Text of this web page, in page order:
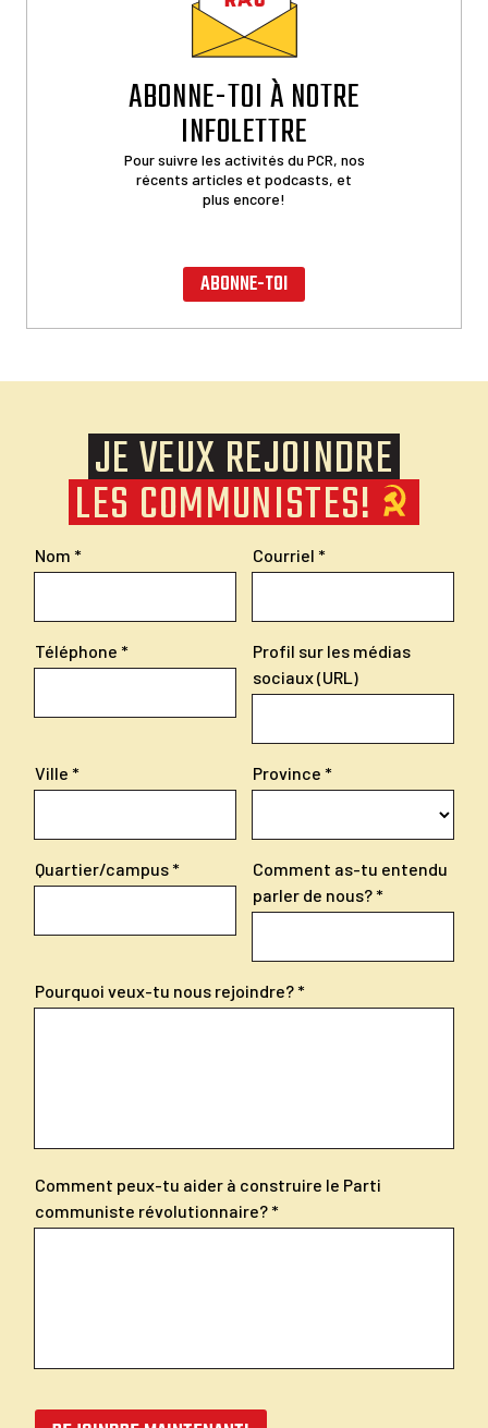
ABONNE-TOI À NOTRE
INFOLETTRE
Pour suivre les activités du PCR, nos
récents articles et podcasts, et
plus encore!
ABONNE-TOI
JE VEUX REJOINDRE
LES COMMUNISTES!
Nom Courriel
Téléphone
Profil sur les médias
sociaux (URL)
Ville Province
Quartier/campus
Comment as-tu entendu
parler de nous?
Pourquoi veux-tu nous rejoindre?
Comment peux-tu aider à construire le Parti
communiste révolutionnaire?